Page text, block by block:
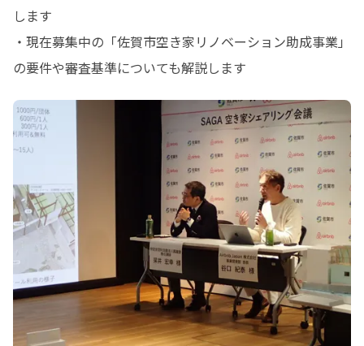
します
・現在募集中の「佐賀市空き家リノベーション助成事業」
の要件や審査基準についても解説します